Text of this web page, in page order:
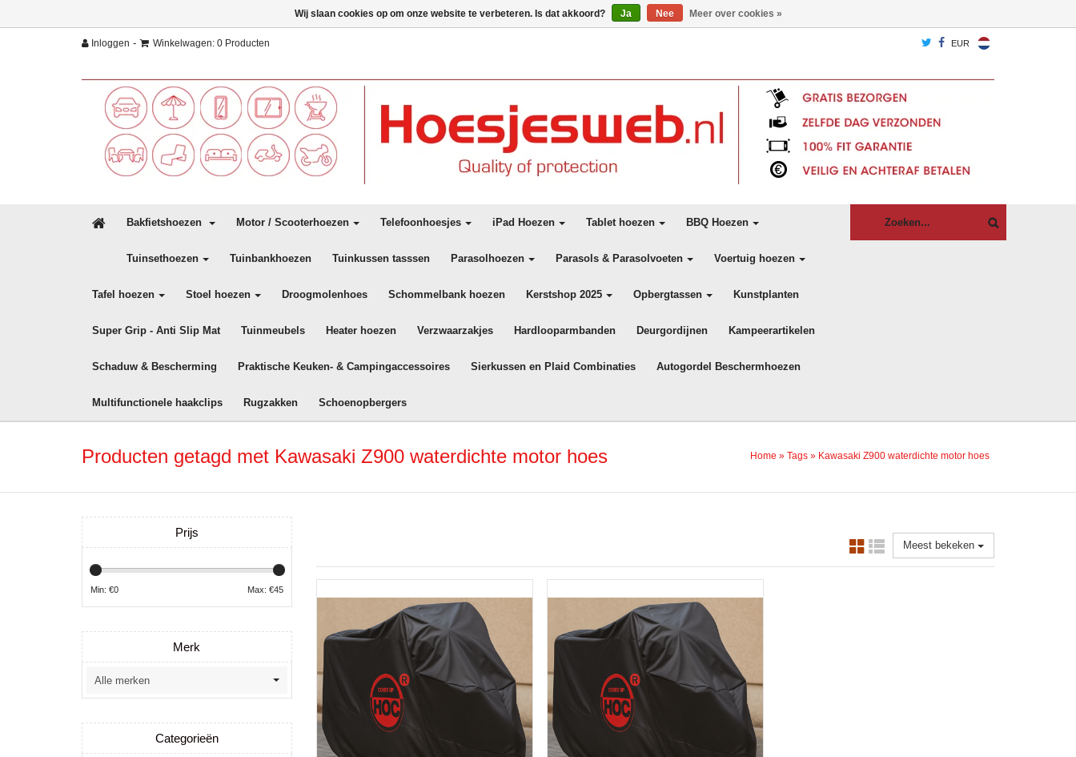
Inloggen - Winkelwagen: 0 Producten EUR
Bakfietshoezen Motor / Scooterhoezen Telefoonhoesjes iPad Hoezen Tablet hoezen BBQ Hoezen
Tuinsethoezen Tuinbankhoezen Tuinkussen tasssen Parasolhoezen Parasols & Parasolvoeten Voertuig hoezen
Tafel hoezen Stoel hoezen Droogmolenhoes Schommelbank hoezen Kerstshop 2025 Opbergtassen Kunstplanten
Super Grip - Anti Slip Mat Tuinmeubels Heater hoezen Verzwaarzakjes Hardlooparmbanden Deurgordijnen Kampeerartikelen
Schaduw & Bescherming Praktische Keuken- & Campingaccessoires Sierkussen en Plaid Combinaties Autogordel Beschermhoezen
Multifunctionele haakclips Rugzakken Schoenopbergers
Producten getagd met Kawasaki Z900 waterdichte motor hoes Home » Tags » Kawasaki Z900 waterdichte motor hoes
Meest bekeken
Prijs
Min: €0 Max: €45
Merk
Categorieën
Wij slaan cookies op om onze website te verbeteren. Is dat akkoord? Ja Nee Meer over cookies »